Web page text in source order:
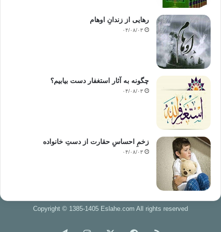
رهایی از زندانِ اوهام
۰۴/۰۸/۰۳
چگونه به آثار استغفار دست بیابیم؟
۰۴/۰۸/۰۳
زخمِ احساسِ حقارت از دستِ خانواده
۰۴/۰۸/۰۳
Copyright © 1385-1405 Eslahe.com All rights reserved